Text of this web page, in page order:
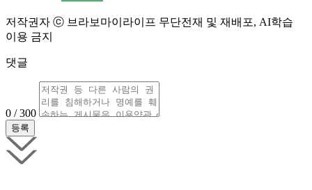
저작권자 ⓒ 브라보마이라이프 무단전재 및 재배포, AI학습
이용 금지
댓글
0 / 300